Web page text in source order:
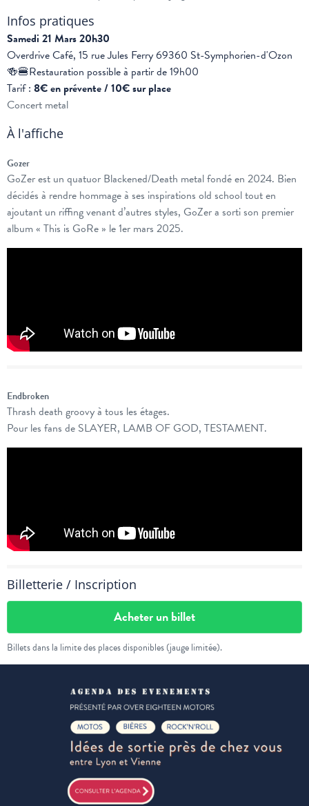
Infos pratiques
Samedi 21 Mars 20h30
Overdrive Café, 15 rue Jules Ferry 69360 St-Symphorien-d'Ozon
🍻🍔Restauration possible à partir de 19h00
Tarif : 8€ en prévente / 10€ sur place
Concert metal
À l'affiche
Gozer
GoZer est un quatuor Blackened/Death metal fondé en 2024. Bien
décidés à rendre hommage à ses inspirations old school tout en
ajoutant un riffing venant d’autres styles, GoZer a sorti son premier
album « This is GoRe » le 1er mars 2025.
Endbroken
Thrash death groovy à tous les étages.
Pour les fans de SLAYER, LAMB OF GOD, TESTAMENT.
Billetterie / Inscription
Acheter un billet
Billets dans la limite des places disponibles (jauge limitée).